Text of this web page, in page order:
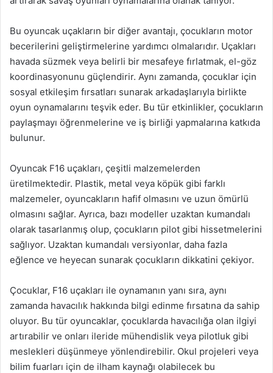
Bu oyuncak uçakların bir diğer avantajı, çocukların motor
becerilerini geliştirmelerine yardımcı olmalarıdır. Uçakları
havada süzmek veya belirli bir mesafeye fırlatmak, el-göz
koordinasyonunu güçlendirir. Aynı zamanda, çocuklar için
sosyal etkileşim fırsatları sunarak arkadaşlarıyla birlikte
oyun oynamalarını teşvik eder. Bu tür etkinlikler, çocukların
paylaşmayı öğrenmelerine ve iş birliği yapmalarına katkıda
bulunur.
Oyuncak F16 uçakları, çeşitli malzemelerden
üretilmektedir. Plastik, metal veya köpük gibi farklı
malzemeler, oyuncakların hafif olmasını ve uzun ömürlü
olmasını sağlar. Ayrıca, bazı modeller uzaktan kumandalı
olarak tasarlanmış olup, çocukların pilot gibi hissetmelerini
sağlıyor. Uzaktan kumandalı versiyonlar, daha fazla
eğlence ve heyecan sunarak çocukların dikkatini çekiyor.
Çocuklar, F16 uçakları ile oynamanın yanı sıra, aynı
zamanda havacılık hakkında bilgi edinme fırsatına da sahip
oluyor. Bu tür oyuncaklar, çocuklarda havacılığa olan ilgiyi
artırabilir ve onları ileride mühendislik veya pilotluk gibi
meslekleri düşünmeye yönlendirebilir. Okul projeleri veya
bilim fuarları için de ilham kaynağı olabilecek bu